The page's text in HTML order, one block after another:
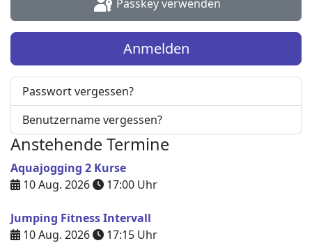
Passkey verwenden
Anmelden
Passwort vergessen?
Benutzername vergessen?
Anstehende Termine
Aquajogging 2 Kurse
10 Aug. 2026
17:00 Uhr
Jumping Fitness Intervall
10 Aug. 2026
17:15 Uhr